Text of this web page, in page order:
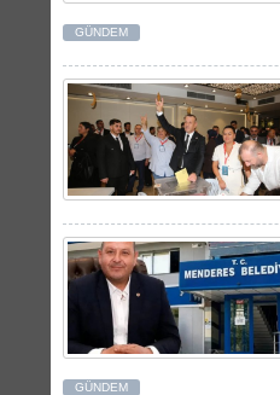
GÜNDEM
GÜNDEM